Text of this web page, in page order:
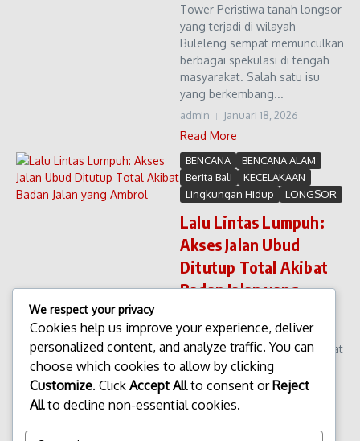
Tower Peristiwa tanah longsor
yang terjadi di wilayah
Buleleng sempat memunculkan
berbagai spekulasi di tengah
masyarakat. Salah satu isu
yang berkembang...
admin Januari 18, 2026
Read More
BENCANA
BENCANA ALAM
Berita Bali
KECELAKAAN
Lingkungan Hidup
LONGSOR
Lalu Lintas Lumpuh:
Akses Jalan Ubud
Ditutup Total Akibat
Badan Jalan yang
Lalu Lintas Lumpuh: Akses
Jalan Ubud Ditutup Total Akibat
Badan Jalan yang Ambrol
Akses utama menuju kawasan
Ubud mengalami penutupan
laporkan ambrol. Peristiwa ini
We respect your privacy
Cookies help us improve your experience, deliver
personalized content, and analyze traffic. You can
choose which cookies to allow by clicking
Customize. Click Accept Allto consent orReject
Allto decline non-essential cookies.